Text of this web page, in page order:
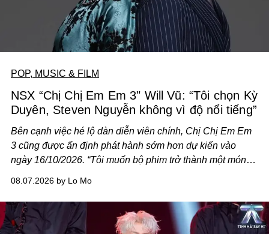
POP, MUSIC & FILM
NSX “Chị Chị Em Em 3" Will Vũ: “Tôi chọn Kỳ
Duyên, Steven Nguyễn không vì độ nổi tiếng”
Bên cạnh việc hé lộ dàn diễn viên chính, Chị Chị Em Em
3 cũng được ấn định phát hành sớm hơn dự kiến vào
ngày 16/10/2026. “Tôi muốn bộ phim trở thành một món
Việt Nam”, NSX Will Vũ cho biết.
08.07.2026 by Lo Mo